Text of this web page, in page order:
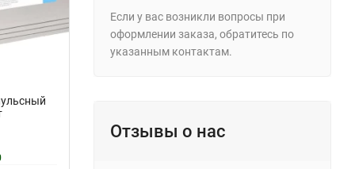
Если у вас возникли вопросы при
оформлении заказа, обратитесь по
указанным контактам.
Отзывы о нас